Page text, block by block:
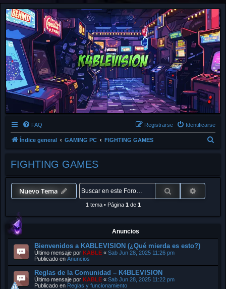
FAQ Identificarse
Registrarse
Índice general GAMING PC FIGHTING GAMES
FIGHTING GAMES
Nuevo Tema Buscar
1 tema• Página 1 de 1
Anuncios
Bienvenidos a KABLEVISION (¿Qué mierda es esto?)
Último mensaje por KABLE « Sab Jun 28, 2025 11:26 pm
Publicado en Anuncios
Reglas de la Comunidad – K4BLEVISION
Último mensaje por KABLE « Sab Jun 28, 2025 11:22 pm
Publicado en Reglas y funcionamiento